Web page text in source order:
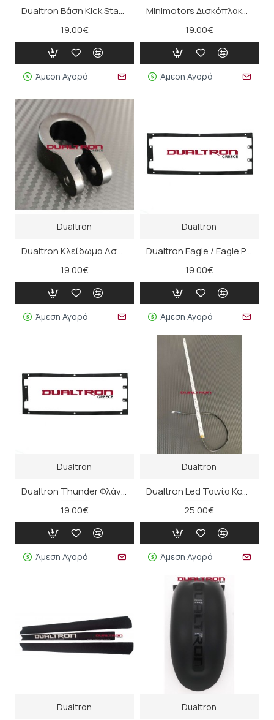
Dualtron Βάση Kick Stand (Thunder III, Ultra II Upgrade, Spider Max)
19.00€
Άμεση Αγορά
Minimotors Δισκόπλακα 160mm
19.00€
Άμεση Αγορά
Dualtron
Dualtron Κλείδωμα Ασφάλισης Τιμονιού (Αριστερό)
19.00€
Άμεση Αγορά
Dualtron
Dualtron Eagle / Eagle Pro Φλάντζα Αδιαβροχοποίησης Πλατφόρμας
19.00€
Άμεση Αγορά
Dualtron
Dualtron Thunder Φλάντζα Αδιαβροχοποίησης Πλατφόρμας
19.00€
Άμεση Αγορά
Dualtron
Dualtron Led Ταινία Κολώνας Τιμονιού
25.00€
Άμεση Αγορά
Dualtron Dualtron